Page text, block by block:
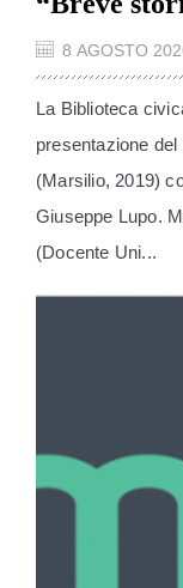
8 AGOSTO
La Biblioteca
presentazione
(Marsilio, 2019)
Giuseppe Lupo.
(Docente Uni...